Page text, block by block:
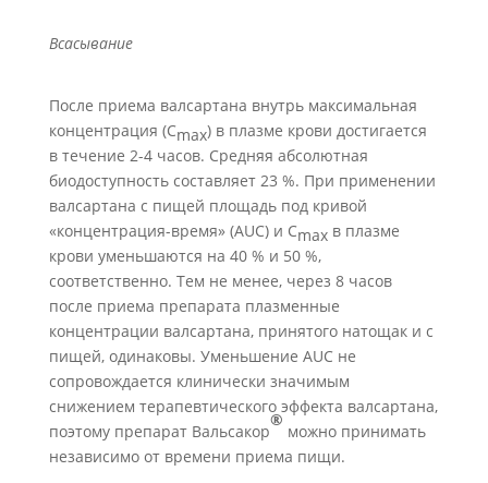
Всасывание
После приема валсартана внутрь максимальная
концентрация (Cmax) в плазме крови достигается
в течение 2-4 часов. Средняя абсолютная
биодоступность составляет 23 %. При применении
валсартана с пищей площадь под кривой
«концентрация-время» (AUC) и Cmaxв плазме
крови уменьшаются на 40 % и 50 %,
соответственно. Тем не менее, через 8 часов
после приема препарата плазменные
концентрации валсартана, принятого натощак и с
пищей, одинаковы. Уменьшение AUC не
сопровождается клинически значимым
снижением терапевтического эффекта валсартана,
поэтому препарат Вальсакор
®
можно принимать
независимо от времени приема пищи.